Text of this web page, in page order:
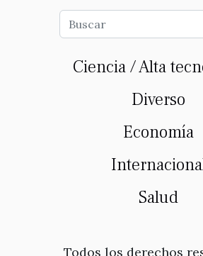
Ciencia / Alta
Diverso
Economía
Salud
Todos los derechos